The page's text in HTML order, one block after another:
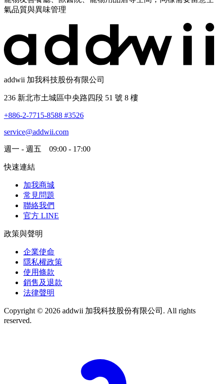
氣品質與異味管理
addwii 加我科技股份有限公司
236 新北市土城區中央路四段 51 號 8 樓
+886-2-7715-8588 #3526
service@addwii.com
週一 - 週五 09:00 - 17:00
快速連結
加我商城
常見問題
聯絡我們
官方 LINE
政策與聲明
企業使命
隱私權政策
使用條款
銷售及退款
法律聲明
Copyright © 2026 addwii 加我科技股份有限公司. All rights
reserved.